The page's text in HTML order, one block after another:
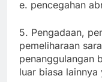
e. pencegahan
5. Pengadaan,
pemeliharaan
penanggulangan
luar biasa lainnya